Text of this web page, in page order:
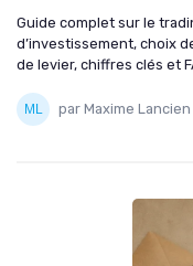
Guide complet sur le
d’investissement, choix
de levier, chiffres clés et
par Maxime Lancien